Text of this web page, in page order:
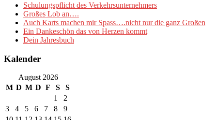
Schulungspflicht des Verkehrsunternehmers
Großes Lob an….
Auch Karts machen mir Spass….nicht nur die ganz Großen
Ein Dankeschön das von Herzen kommt
Dein Jahresbuch
Kalender
August 2026
M D M D F S
S
1
2
3
4 5 6 7 8
9